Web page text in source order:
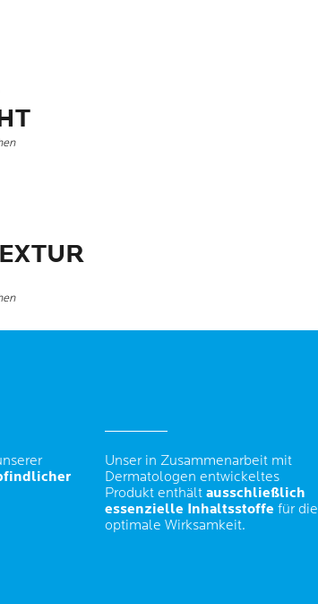
Unser in Zusammenarbeit mit
Dermatologen entwickeltes
Produkt enthält ausschließlich
essenzielle Inhaltsstoffe für die
optimale Wirksamkeit.